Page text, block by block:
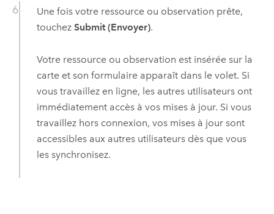
Une fois votre ressource ou observation prête,
touchez Submit (Envoyer).
Votre ressource ou observation est insérée sur la
carte et son formulaire apparaît dans le volet. Si
vous travaillez en ligne, les autres utilisateurs ont
immédiatement accès à vos mises à jour. Si vous
travaillez hors connexion, vos mises à jour sont
accessibles aux autres utilisateurs dès que vous
les synchronisez.